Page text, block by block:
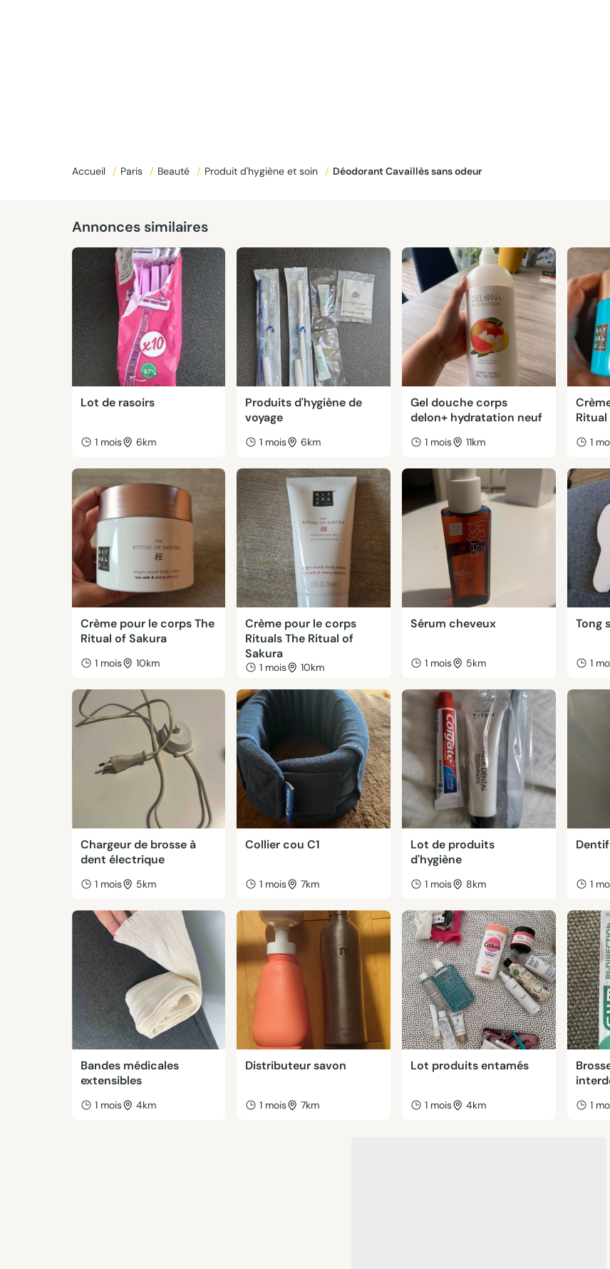
Accueil / Paris / Beauté / Produit d'hygiène et soin / Déodorant Cavaillès sans odeur
Annonces similaires
Lot de rasoirs
1 mois 6km
Produits d'hygiène de
voyage
1 mois 6km
Gel douche corps
delon+ hydratation neuf
1 mois 11km
Ritual
1
Crème pour le corps The
Ritual of Sakura
1 mois 10km
Crème pour le corps
Rituals The Ritual of
Sakura
1 mois 10km
Sérum cheveux
1 mois 5km
Tong
1
Chargeur de brosse à
dent électrique
1 mois 5km
Collier cou C1
1 mois 7km
Lot de produits
d'hygiène
1 mois 8km 1
Bandes médicales
extensibles
1 mois 4km
Distributeur savon
1 mois 7km
Lot produits entamés
1 mois 4km 1